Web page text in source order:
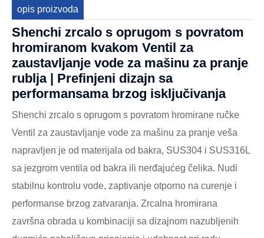
opis proizvoda
Shenchi zrcalo s oprugom s povratom
hromiranom kvakom Ventil za
zaustavljanje vode za mašinu za pranje
rublja | Prefinjeni dizajn sa
performansama brzog isključivanja
Shenchi zrcalo s oprugom s povratom hromirane ručke
Ventil za zaustavljanje vode za mašinu za pranje veša
napravljen je od materijala od bakra, SUS304 i SUS316L
sa jezgrom ventila od bakra ili nerđajućeg čelika. Nudi
stabilnu kontrolu vode, zaptivanje otporno na curenje i
performanse brzog zatvaranja. Zrcalna hromirana
završna obrada u kombinaciji sa dizajnom nazubljenih